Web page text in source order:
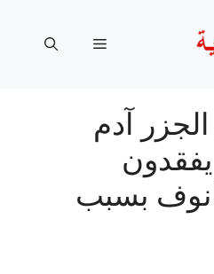
القائمة
آدم
بسبب